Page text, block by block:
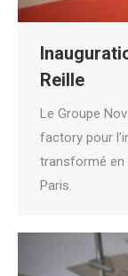
Reille
Le Groupe
factory pour
transformé en
Paris.